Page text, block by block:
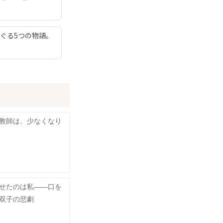
る5つの物語。
師は、少なくなり
たのは私――口を
子の悲劇